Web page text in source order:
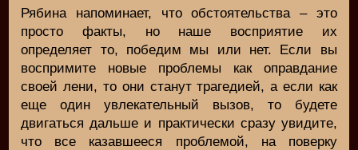
Рябина напоминает, что обстоятельства – это
просто факты, но наше восприятие их
определяет то, победим мы или нет. Если вы
воспримите новые проблемы как оправдание
своей лени, то они станут трагедией, а если как
еще один увлекательный вызов, то будете
двигаться дальше и практически сразу увидите,
что все казавшееся проблемой, на поверку